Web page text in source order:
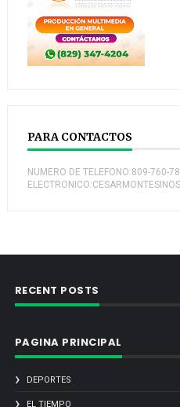
PARA CONTACTOS
NUMERO DE TELEFONO:809-760-
RECENT POSTS
PAGINA PRINCIPAL
DEPORTES
EL TIEMPO